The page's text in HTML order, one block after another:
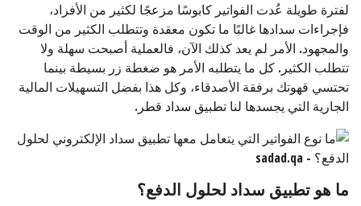
لفترة طويلة عُدت الفواتير كابوسًا مزعجًا لكثير من الأفراد،
فإجراءات سدادها غالبًا ما تكون معقدة وتتطلب الكثير من الوقت
والمجهود. الأمر لم يعد كذلك الآن، فالعملية أصبحت سهلة ولا
تتطلب الكثير. كل ما يتطلبه الأمر هو ضغطة زر بسيطة بينما
تحتسي قهوتك برفقة الأصدقاء، وكل هذا بفضل التسهيلات المالية
الجارية التي يجسدها لنا تطبيق سداد قطر.
ما هو تطبيق سداد لحلول الدفع؟